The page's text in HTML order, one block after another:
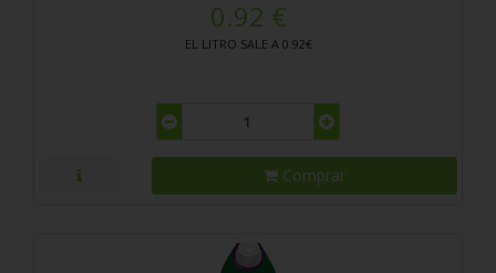
0.92 €
EL LITRO SALE A 0.92€
Comprar